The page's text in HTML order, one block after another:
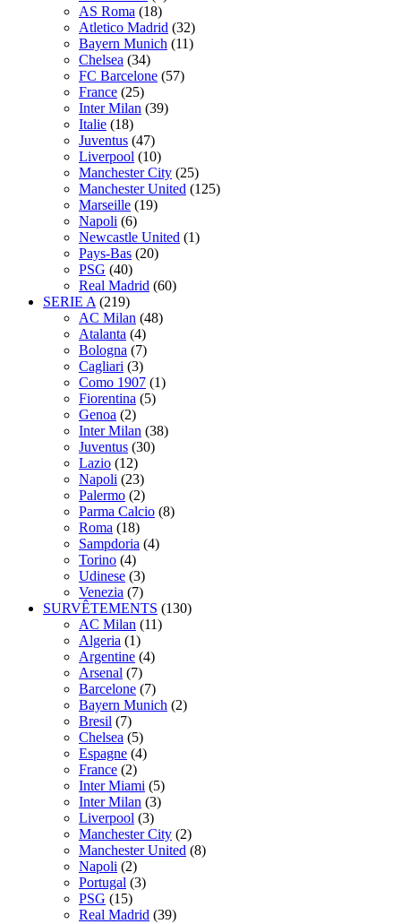
AS Roma (18)
Atletico Madrid (32)
Bayern Munich (11)
Chelsea (34)
FC Barcelone (57)
France (25)
Inter Milan (39)
Italie (18)
Juventus (47)
Liverpool (10)
Manchester City (25)
Manchester United (125)
Marseille (19)
Napoli (6)
Newcastle United (1)
Pays-Bas (20)
PSG (40)
Real Madrid (60)
SERIE A (219)
AC Milan (48)
Atalanta (4)
Bologna (7)
Cagliari (3)
Como 1907 (1)
Fiorentina (5)
Genoa (2)
Inter Milan (38)
Juventus (30)
Lazio (12)
Napoli (23)
Palermo (2)
Parma Calcio (8)
Roma (18)
Sampdoria (4)
Torino (4)
Udinese (3)
Venezia (7)
SURVÊTEMENTS (130)
AC Milan (11)
Algeria (1)
Argentine (4)
Arsenal (7)
Barcelone (7)
Bayern Munich (2)
Bresil (7)
Chelsea (5)
Espagne (4)
France (2)
Inter Miami (5)
Inter Milan (3)
Liverpool (3)
Manchester City (2)
Manchester United (8)
Napoli (2)
Portugal (3)
PSG (15)
Real Madrid (39)